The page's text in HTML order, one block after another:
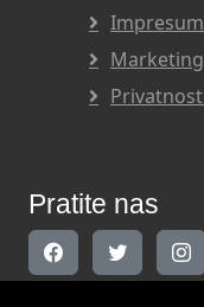
Impresum
Marketing
Pratite nas